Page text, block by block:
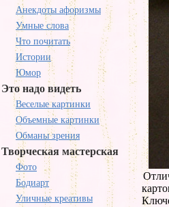
Анекдоты афоризмы
Умные слова
Что почитать
Истории
Юмор
Это надо видеть
Веселые картинки
Объемные картинки
Обманы зрения
Творческая мастерская
Фото
Бодиарт
Уличные креативы